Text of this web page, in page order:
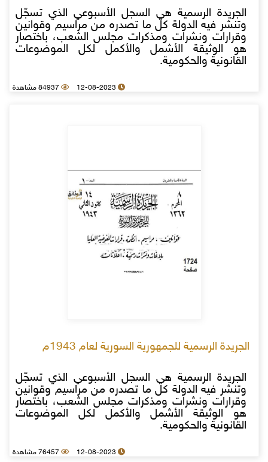
الجريدة الرسمية هي السجل الأسبوعي الذي تسجّل
وتنشر فيه الدولة كل ما تصدره من مراسيم وقوانين
وقرارات ونشرات ومذكرات مجلس الشعب، باختصار
هو الوثيقة الأشمل والأكمل لكل الموضوعات
القانونية والحكومية.
12-08-2023 84937 مشاهدة
الجريدة الرسمية للجمهورية السورية لعام 1943م
الجريدة الرسمية هي السجل الأسبوعي الذي تسجّل
وتنشر فيه الدولة كل ما تصدره من مراسيم وقوانين
وقرارات ونشرات ومذكرات مجلس الشعب، باختصار
هو الوثيقة الأشمل والأكمل لكل الموضوعات
القانونية والحكومية.
12-08-2023 76457 مشاهدة